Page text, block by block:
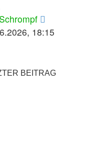
Schrompf
Beitrag
18:15
BEITRAG